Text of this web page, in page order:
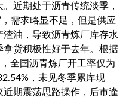
近期处于沥青传统淡季，
需求略显不足，但是供应
油，导致沥青炼厂库存水
货积极性好于去年。根据
全国沥青炼厂开工率仅为
，未见冬季累库现
期震荡思路操作，后市逢